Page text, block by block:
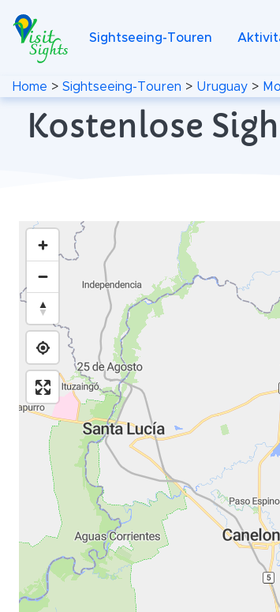
Sightseeing-Touren
Home > Sightseeing-Touren > Uruguay >
Kostenlose